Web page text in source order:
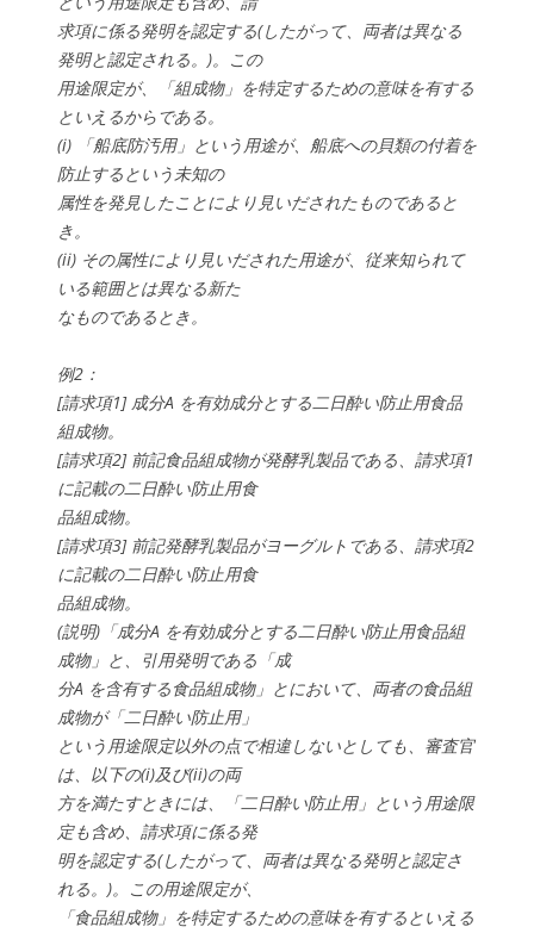
求項に係る発明を認定する(したがって、両者は異なる
発明と認定される。)。この
用途限定が、「組成物」を特定するための意味を有する
といえるからである。
(i) 「船底防汚用」という用途が、船底への貝類の付着を
防止するという未知の
属性を発見したことにより見いだされたものであると
き。
(ii) その属性により見いだされた用途が、従来知られて
いる範囲とは異なる新た
なものであるとき。
例2：
[請求項1] 成分A を有効成分とする二日酔い防止用食品
組成物。
[請求項2] 前記食品組成物が発酵乳製品である、請求項1
に記載の二日酔い防止用食
品組成物。
[請求項3] 前記発酵乳製品がヨーグルトである、請求項2
に記載の二日酔い防止用食
品組成物。
(説明)「成分A を有効成分とする二日酔い防止用食品組
成物」と、引用発明である「成
分A を含有する食品組成物」とにおいて、両者の食品組
成物が「二日酔い防止用」
という用途限定以外の点で相違しないとしても、審査官
は、以下の(i)及び(ii)の両
方を満たすときには、「二日酔い防止用」という用途限
定も含め、請求項に係る発
明を認定する(したがって、両者は異なる発明と認定さ
れる。)。この用途限定が、
「食品組成物」を特定するための意味を有するといえる